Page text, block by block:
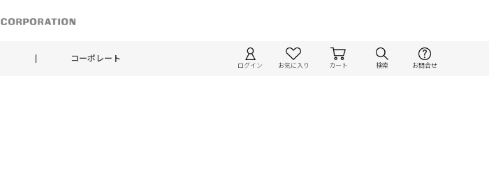
コーポレート
ログイン お気に入り カート 検索 お問合せ